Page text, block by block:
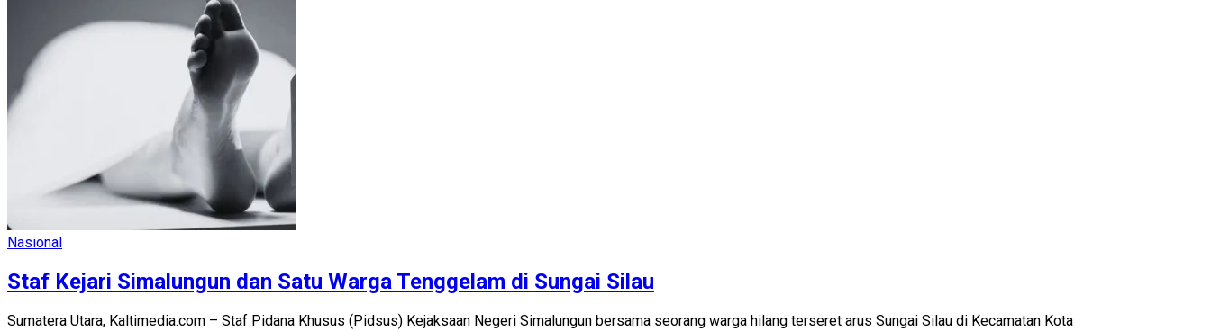
Nasional
Staf Kejari Simalungun dan Satu Warga Tenggelam di Sungai Silau
Sumatera Utara, Kaltimedia.com – Staf Pidana Khusus (Pidsus) Kejaksaan Negeri Simalungun bersama seorang warga hilang terseret arus Sungai Silau di Kecamatan Kota